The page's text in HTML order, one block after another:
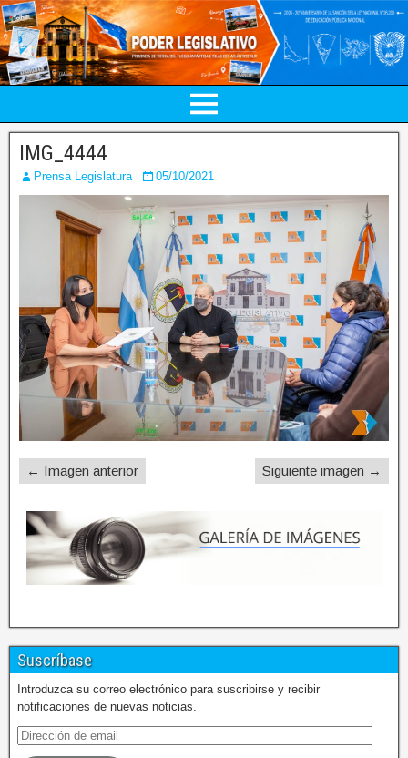
IMG_4444
Prensa Legislatura 05/10/2021
← Imagen anterior Siguiente imagen →
Suscríbase
Introduzca su correo electrónico para suscribirse y recibir
notificaciones de nuevas noticias.